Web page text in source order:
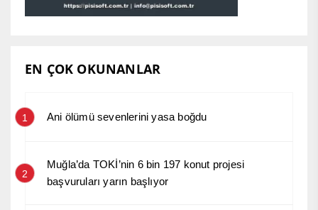
EN ÇOK OKUNANLAR
1 Ani ölümü sevenlerini yasa boğdu
2
Muğla’da TOKİ’nin 6 bin 197 konut projesi
başvuruları yarın başlıyor